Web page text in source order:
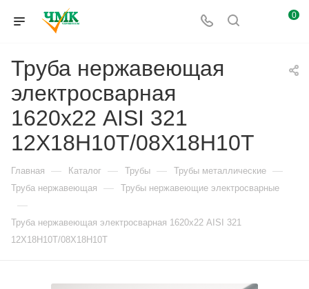
0
Труба нержавеющая
электросварная
1620х22 AISI 321
12Х18Н10Т/08Х18Н10Т
Главная — Каталог — Трубы — Трубы металлические —
Труба нержавеющая — Трубы нержавеющие электросварные
—
Труба нержавеющая электросварная 1620х22 AISI 321
12Х18Н10Т/08Х18Н10Т